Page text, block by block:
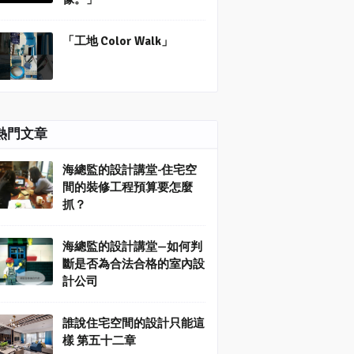
「工地 Color Walk」
門文章
海總監的設計講堂-住宅空
間的裝修工程預算要怎麼
抓？
海總監的設計講堂—如何判
斷是否為合法合格的室內設
計公司
誰說住宅空間的設計只能這
樣 第五十二章